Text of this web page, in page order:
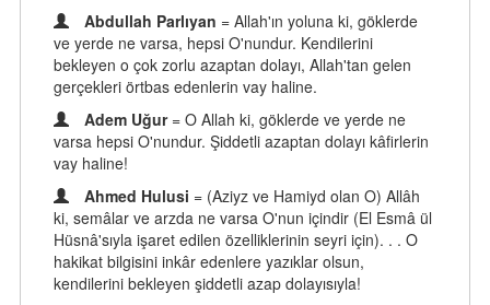
Abdullah Parlıyan = Allah'ın yoluna ki, göklerde
ve yerde ne varsa, hepsi O'nundur. Kendilerini
bekleyen o çok zorlu azaptan dolayı, Allah'tan gelen
gerçekleri örtbas edenlerin vay haline.
Adem Uğur = O Allah ki, göklerde ve yerde ne
varsa hepsi O'nundur. Şiddetli azaptan dolayı kâfirlerin
vay haline!
Ahmed Hulusi = (Aziyz ve Hamiyd olan O) Allâh
ki, semâlar ve arzda ne varsa O'nun içindir (El Esmâ ül
Hüsnâ'sıyla işaret edilen özelliklerinin seyri için). . . O
hakikat bilgisini inkâr edenlere yazıklar olsun,
kendilerini bekleyen şiddetli azap dolayısıyla!